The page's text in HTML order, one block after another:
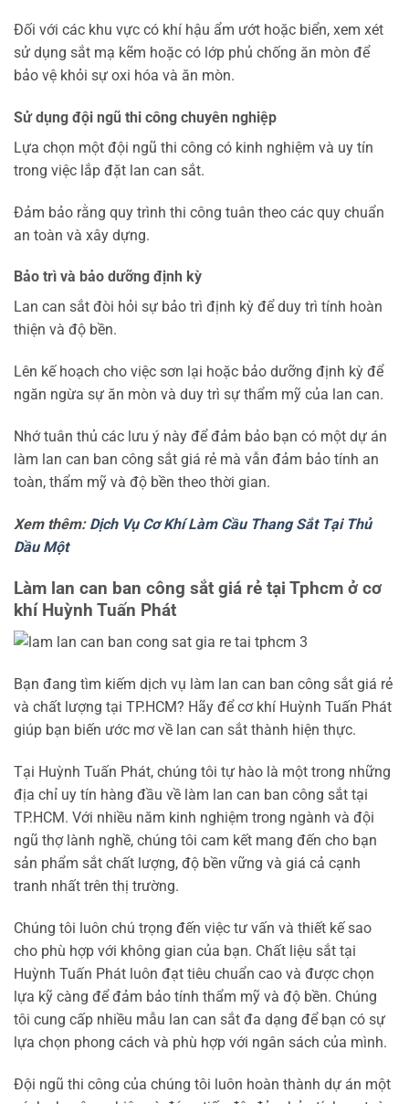
Đối với các khu vực có khí hậu ẩm ướt hoặc biển, xem xét
sử dụng sắt mạ kẽm hoặc có lớp phủ chống ăn mòn để
bảo vệ khỏi sự oxi hóa và ăn mòn.
Sử dụng đội ngũ thi công chuyên nghiệp
Lựa chọn một đội ngũ thi công có kinh nghiệm và uy tín
trong việc lắp đặt lan can sắt.
Đảm bảo rằng quy trình thi công tuân theo các quy chuẩn
an toàn và xây dựng.
Bảo trì và bảo dưỡng định kỳ
Lan can sắt đòi hỏi sự bảo trì định kỳ để duy trì tính hoàn
thiện và độ bền.
Lên kế hoạch cho việc sơn lại hoặc bảo dưỡng định kỳ để
ngăn ngừa sự ăn mòn và duy trì sự thẩm mỹ của lan can.
Nhớ tuân thủ các lưu ý này để đảm bảo bạn có một dự án
làm lan can ban công sắt giá rẻ mà vẫn đảm bảo tính an
toàn, thẩm mỹ và độ bền theo thời gian.
Xem thêm: Dịch Vụ Cơ Khí Làm Cầu Thang Sắt Tại Thủ
Dầu Một
Làm lan can ban công sắt giá rẻ tại Tphcm ở cơ
khí Huỳnh Tuấn Phát
Bạn đang tìm kiếm dịch vụ làm lan can ban công sắt giá rẻ
và chất lượng tại TP.HCM? Hãy để cơ khí Huỳnh Tuấn Phát
giúp bạn biến ước mơ về lan can sắt thành hiện thực.
Tại Huỳnh Tuấn Phát, chúng tôi tự hào là một trong những
địa chỉ uy tín hàng đầu về làm lan can ban công sắt tại
TP.HCM. Với nhiều năm kinh nghiệm trong ngành và đội
ngũ thợ lành nghề, chúng tôi cam kết mang đến cho bạn
sản phẩm sắt chất lượng, độ bền vững và giá cả cạnh
tranh nhất trên thị trường.
Chúng tôi luôn chú trọng đến việc tư vấn và thiết kế sao
cho phù hợp với không gian của bạn. Chất liệu sắt tại
Huỳnh Tuấn Phát luôn đạt tiêu chuẩn cao và được chọn
lựa kỹ càng để đảm bảo tính thẩm mỹ và độ bền. Chúng
tôi cung cấp nhiều mẫu lan can sắt đa dạng để bạn có sự
lựa chọn phong cách và phù hợp với ngân sách của mình.
Đội ngũ thi công của chúng tôi luôn hoàn thành dự án một